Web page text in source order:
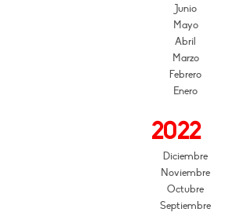
Junio
Mayo
Abril
Marzo
Febrero
Enero
2022
Diciembre
Noviembre
Octubre
Septiembre